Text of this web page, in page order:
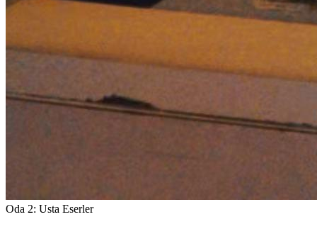
Oda 2: Usta Eserler